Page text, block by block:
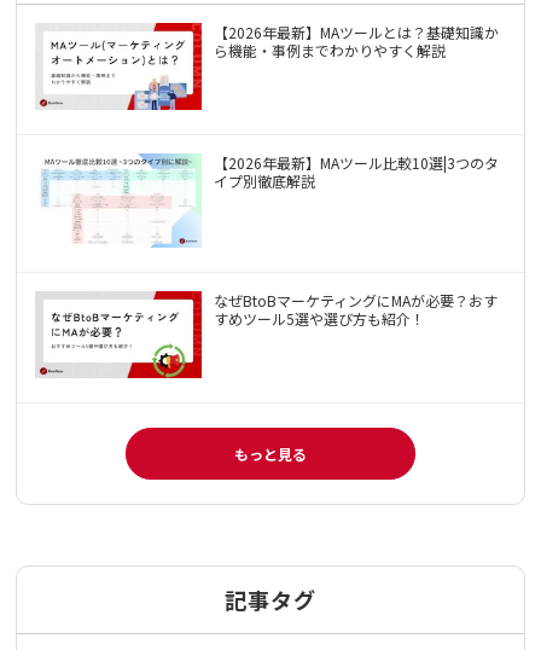
【2026年最新】MAツールとは？基礎知識か
ら機能・事例までわかりやすく解説
【2026年最新】MAツール比較10選|3つのタ
イプ別徹底解説
なぜBtoBマーケティングにMAが必要？おす
すめツール5選や選び方も紹介！
もっと見る
記事タグ